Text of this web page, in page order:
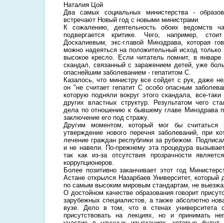
Наталия Цой
Два самых социальных министерства -
встречают Новый год с новыми министрами
К сожалению, деятельность обоих ведомств
подвергается критике. Чего, например,
Доскалиевым, экс-главой Минздрава, которая
можно надеяться на положительный исход только
высокое кресло. Если читатель помнит, в январе
скандал, связанный с заражением детей, уже
опаснейшим заболеванием - гепатитом С.
Казалось, что министру все сойдет с рук, даже
он "не считает гепатит С особо опасным
которую подняли вокруг этого скандала, все-
других властных структур. Результатом чего
дела по отношению к бывшему главе Минздрава
заключение его под стражу.
Другим моментом, который мог бы считаться
утверждение нового перечня заболеваний, при
лечение граждан республики за рубежом.
и не навели. По-прежнему эта процедура
так как из-за отсутствия прозрачности
коррупционеров.
Более позитивно заканчивает этот год
Астане открылся Назарбаев Университет, который
по самым высоким мировым стандартам, не
О достойном качестве образования говорит
зарубежных специалистов, а также абсолютно
вузе. Дело в том, что в стенах университета
присутствовать на лекциях, но и принимать